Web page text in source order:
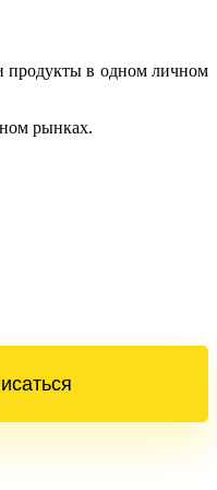
продукты в одном личном
рынках.